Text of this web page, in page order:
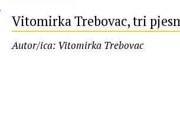
Vitomirka Trebovac, tri
Autor/ica: Vitomirka Trebovac